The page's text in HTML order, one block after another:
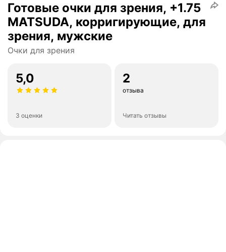
Готовые очки для зрения, +1.75
MATSUDA, корригирующие, для
зрения, мужские
Очки для зрения
5,0
3 оценки
2
отзыва
Читать отзывы